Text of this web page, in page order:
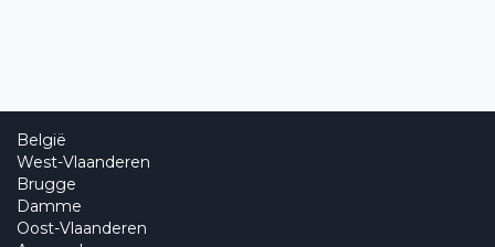
België
West-Vlaanderen
Brugge
Damme
Oost-Vlaanderen